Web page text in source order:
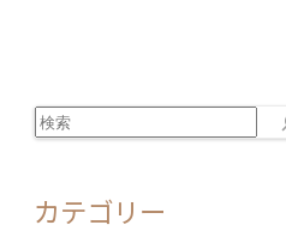
検索
カテゴリー